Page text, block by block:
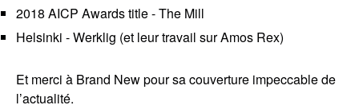
2018 AICP Awards title - The Mill
Helsinki - Werklig (et leur travail surAmos Rex)
Et merci à Brand Newpour sa couverture impeccable de
l’actualité.